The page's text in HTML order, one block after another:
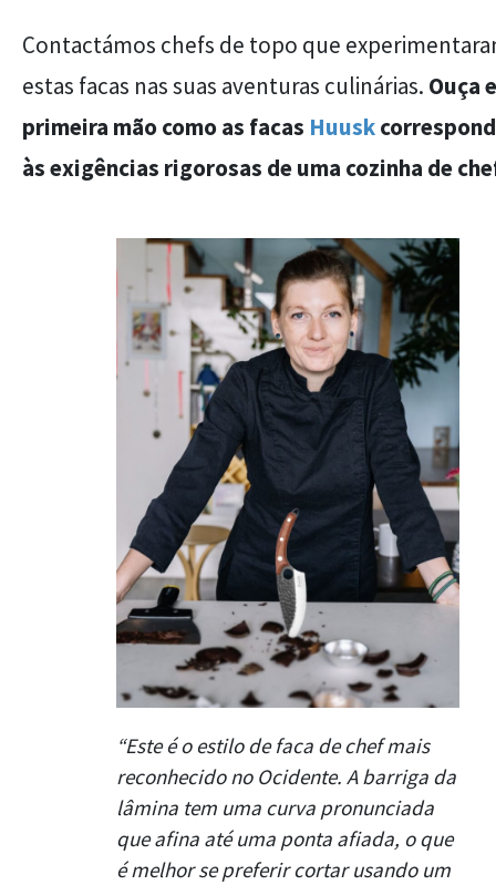
Contactámos chefs de topo que
estas facas nas suas aventuras culinárias. Ouça
primeira mão como as facas Huusk
às exigências rigorosas de uma cozinha de
“Este é o estilo de faca de chef mais
reconhecido no Ocidente. A barriga da
lâmina tem uma curva pronunciada
que afina até uma ponta afiada, o que
é melhor se preferir cortar usando um